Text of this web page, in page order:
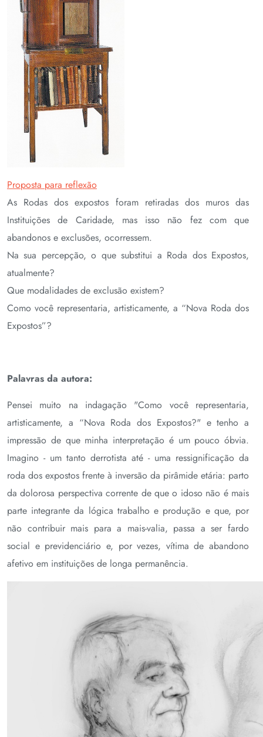
Proposta para reflexão
As Rodas dos expostos foram retiradas dos muros das
Instituições de Caridade, mas isso não fez com que
abandonos e exclusões, ocorressem.
Na sua percepção, o que substitui a Roda dos Expostos,
atualmente?
Que modalidades de exclusão existem?
Como você representaria, artisticamente, a “Nova Roda dos
Expostos”?
Palavras da autora:
Pensei muito na indagação "Como você representaria,
artisticamente, a “Nova Roda dos Expostos?" e tenho a
impressão de que minha interpretação é um pouco óbvia.
Imagino - um tanto derrotista até - uma ressignificação da
roda dos expostos frente à inversão da pirâmide etária: parto
da dolorosa perspectiva corrente de que o idoso não é mais
parte integrante da lógica trabalho e produção e que, por
não contribuir mais para a mais-valia, passa a ser fardo
social e previdenciário e, por vezes, vítima de abandono
afetivo em instituições de longa permanência.